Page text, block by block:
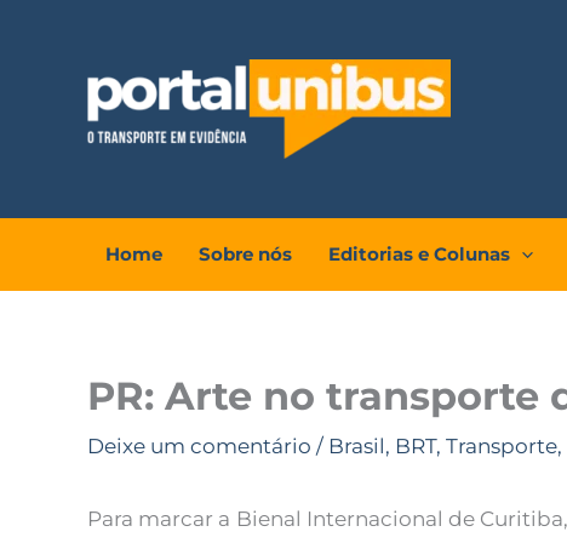
conteúdo
Home Sobre nós Editorias e Colunas
PR: Arte no transporte
Deixe um comentário / Brasil, BRT, Transporte,
Para marcar a Bienal Internacional de